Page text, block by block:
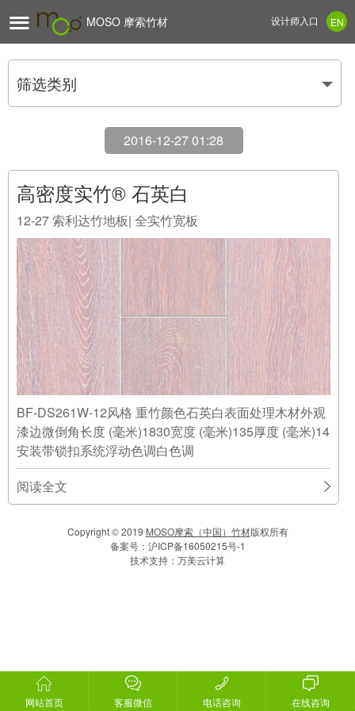
 MOSO 摩索竹材 EN
设计师入口
筛选类别
2016-12-27 01:28
高密度实竹® 石英白
12-27索利达竹地板| 全实竹宽板
BF-DS261W-12风格 重竹颜色石英白表面处理木材外观
漆边微倒角长度 (毫米)1830宽度 (毫米)135厚度 (毫米)14
安装带锁扣系统浮动色调白色调
阅读全文
网站首页 客服微信 电话咨询 在线咨询
Copyright © 2019 MOSO摩索（中国）竹材版权所有
备案号： 沪ICP备16050215号-1
技术支持： 万美云计算